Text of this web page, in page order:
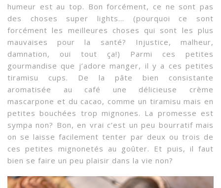
humeur est au top. Bon forcément, ce ne sont pas
des choses super lights… (pourquoi ce sont
forcément les meilleures choses qui sont les plus
mauvaises pour la santé? Injustice, malheur,
damnation, oui tout ça!) Parmi ces petites
gourmandise que j’adore manger, il y a ces petites
tiramisu cups. De la pâte bien consistante
aromatisée au café une délicieuse crème
mascarpone et du cacao, comme un tiramisu mais en
petites bouchées trop mignones. La promesse est
sympa non? Bon, en vrai c’est un peu bourratif mais
on se laisse facilement tenter par deux ou trois de
ces petites mignonetés au goûter. Et puis, il faut
bien se faire un peu plaisir dans la vie non?